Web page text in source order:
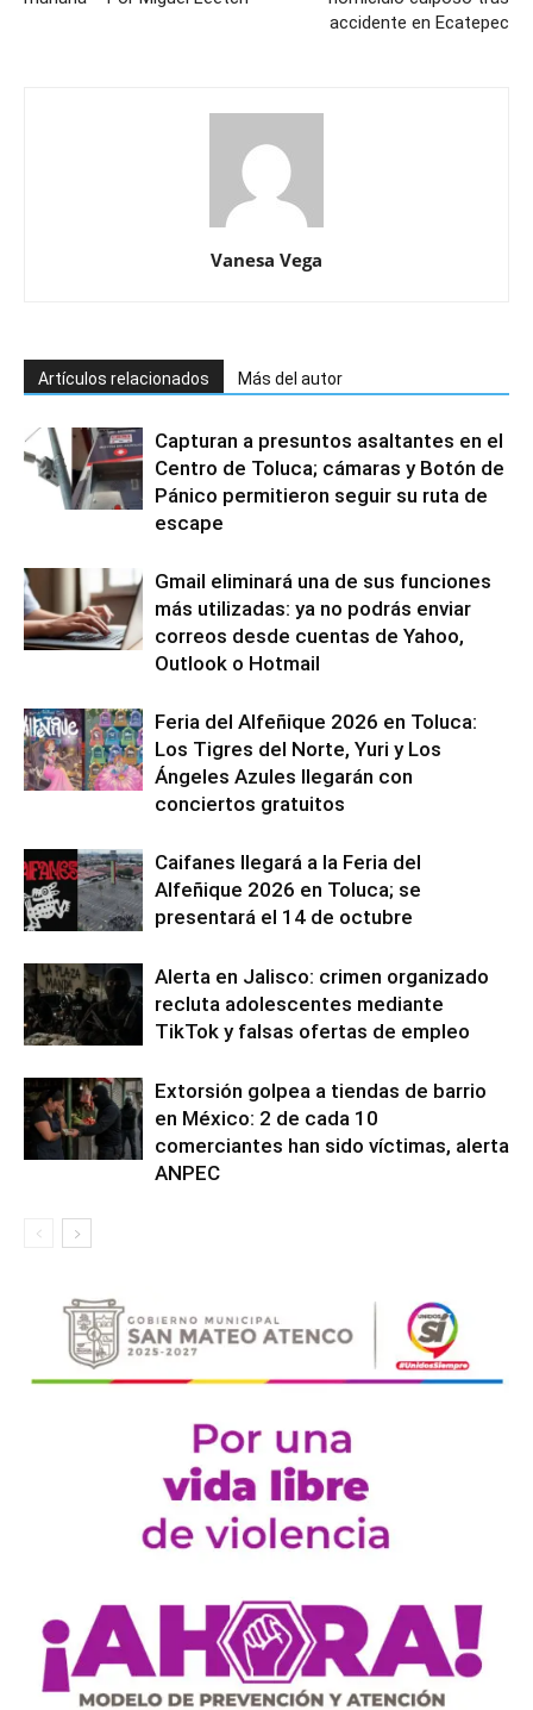
accidente en Ecatepec
Vanesa Vega
Artículos relacionados Más del autor
Capturan a presuntos asaltantes en el
Centro de Toluca; cámaras y Botón de
Pánico permitieron seguir su ruta de
escape
Gmail eliminará una de sus funciones
más utilizadas: ya no podrás enviar
correos desde cuentas de Yahoo,
Outlook o Hotmail
Feria del Alfeñique 2026 en Toluca:
Los Tigres del Norte, Yuri y Los
Ángeles Azules llegarán con
conciertos gratuitos
Caifanes llegará a la Feria del
Alfeñique 2026 en Toluca; se
presentará el 14 de octubre
Alerta en Jalisco: crimen organizado
recluta adolescentes mediante
TikTok y falsas ofertas de empleo
Extorsión golpea a tiendas de barrio
en México: 2 de cada 10
comerciantes han sido víctimas, alerta
ANPEC